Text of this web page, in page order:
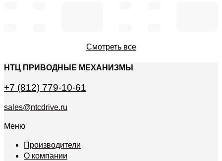
Смотреть все
НТЦ ПРИВОДНЫЕ МЕХАНИЗМЫ
+7 (812) 779-10-61
sales@ntcdrive.ru
Меню
Производители
О компании